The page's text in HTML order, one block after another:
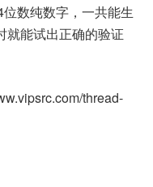
数纯数字，一共能生
就能试出正确的验证
thread-